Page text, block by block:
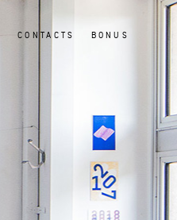
CONTACTS BONUS